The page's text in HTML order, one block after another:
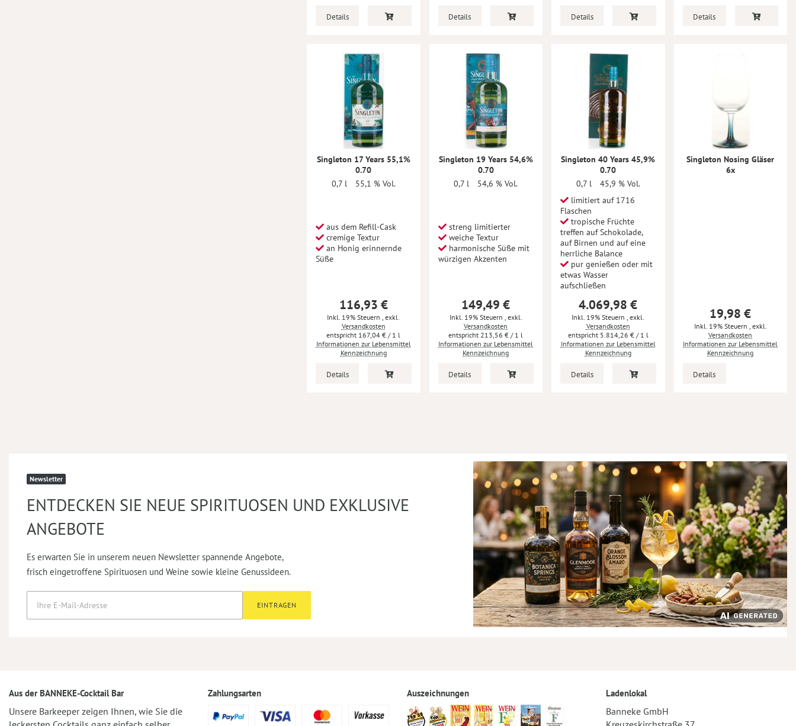
Details Details Details Details
Singleton 17 Years 55,1%
0.70
0,7 l
55,1 % Vol.
aus dem Refill-Cask
cremige Textur
an Honig erinnernde
Süße
116,93 €
Inkl. 19% Steuern
exkl.
Versandkosten
167,04 € / 1 l
Informationen zur Lebensmittel
Kennzeichnung
Details
Singleton 19 Years 54,6%
0.70
0,7 l
54,6 % Vol.
streng limitierter
weiche Textur
harmonische Süße mit
würzigen Akzenten
149,49 €
Inkl. 19% Steuern exkl.
Versandkosten
213,56 € / 1 l
Informationen zur Lebensmittel
Kennzeichnung
Details
Singleton 40 Years 45,9%
0.70
0,7 l
45,9 % Vol.
limitiert auf 1716
Flaschen
tropische Früchte
treffen auf Schokolade,
auf Birnen und auf eine
herrliche Balance
pur genießen oder mit
etwas Wasser
aufschließen
4.069,98 €
Inkl. 19% Steuern
exkl.
Versandkosten
5.814,26 € / 1 l
Informationen zur Lebensmittel
Kennzeichnung
Details
Singleton Nosing Gläser
6x
19,98 €
Inkl. 19% Steuern exkl.
Versandkosten
Informationen zur Lebensmittel
Kennzeichnung
Details
Newsletter
ENTDECKEN SIE NEUE SPIRITUOSEN UND EXKLUSIVE
ANGEBOTE
Es erwarten Sie in unserem neuen Newsletter spannende Angebote,
frisch eingetroffene Spirituosen und Weine sowie kleine Genussideen.
EINTRAGEN
Aus der BANNEKE-Cocktail Bar
Unsere Barkeeper zeigen Ihnen, wie Sie die
Zahlungsarten Auszeichnungen Ladenlokal
Banneke GmbH